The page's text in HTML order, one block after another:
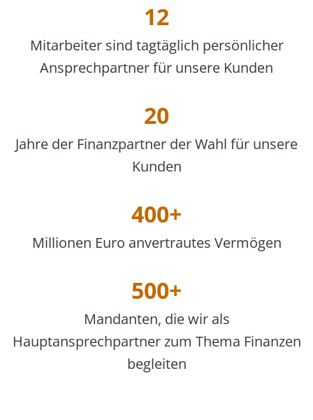
12
Mitarbeiter sind tagtäglich persönlicher
Ansprechpartner für unsere Kunden
20
Jahre der Finanzpartner der Wahl für unsere
Kunden
400+
Millionen Euro anvertrautes Vermögen
500+
Mandanten, die wir als
Hauptansprechpartner zum Thema Finanzen
begleiten